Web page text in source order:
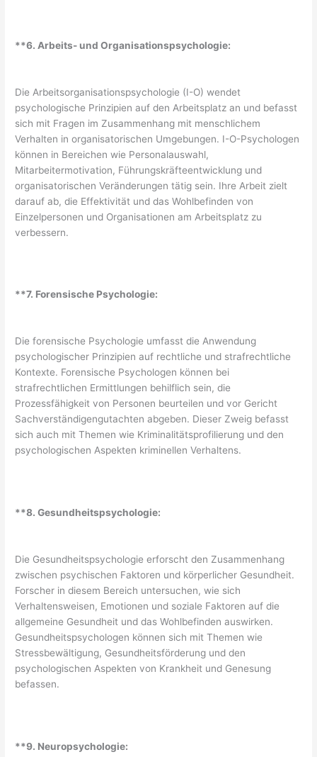
**6. Arbeits- und Organisationspsychologie:
Die Arbeitsorganisationspsychologie (I-O) wendet
psychologische Prinzipien auf den Arbeitsplatz an und befasst
sich mit Fragen im Zusammenhang mit menschlichem
Verhalten in organisatorischen Umgebungen. I-O-Psychologen
können in Bereichen wie Personalauswahl,
Mitarbeitermotivation, Führungskräfteentwicklung und
organisatorischen Veränderungen tätig sein. Ihre Arbeit zielt
darauf ab, die Effektivität und das Wohlbefinden von
Einzelpersonen und Organisationen am Arbeitsplatz zu
verbessern.
**7. Forensische Psychologie:
Die forensische Psychologie umfasst die Anwendung
psychologischer Prinzipien auf rechtliche und strafrechtliche
Kontexte. Forensische Psychologen können bei
strafrechtlichen Ermittlungen behilflich sein, die
Prozessfähigkeit von Personen beurteilen und vor Gericht
Sachverständigengutachten abgeben. Dieser Zweig befasst
sich auch mit Themen wie Kriminalitätsprofilierung und den
psychologischen Aspekten kriminellen Verhaltens.
**8. Gesundheitspsychologie:
Die Gesundheitspsychologie erforscht den Zusammenhang
zwischen psychischen Faktoren und körperlicher Gesundheit.
Forscher in diesem Bereich untersuchen, wie sich
Verhaltensweisen, Emotionen und soziale Faktoren auf die
allgemeine Gesundheit und das Wohlbefinden auswirken.
Gesundheitspsychologen können sich mit Themen wie
Stressbewältigung, Gesundheitsförderung und den
psychologischen Aspekten von Krankheit und Genesung
befassen.
**9. Neuropsychologie: